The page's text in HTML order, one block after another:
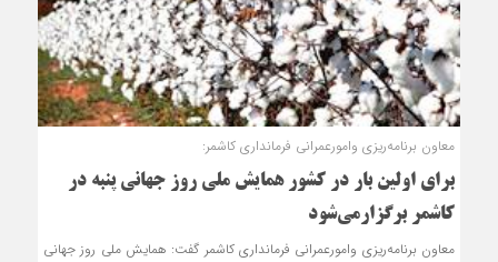
معاون برنامه‌ریزی وامورعمرانی فرمانداری کاشمر:
برای اولین بار در کشور همایش ملی روز جهانی پنبه در
کاشمر برگزارمی‌شود
معاون برنامه‌ریزی وامورعمرانی فرمانداری کاشمر گفت: همایش ملی روز جهانی